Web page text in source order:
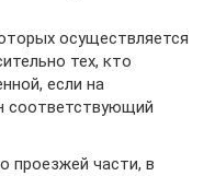
осуществляется
тех, кто
если на
соответствующий
проезжей части, в